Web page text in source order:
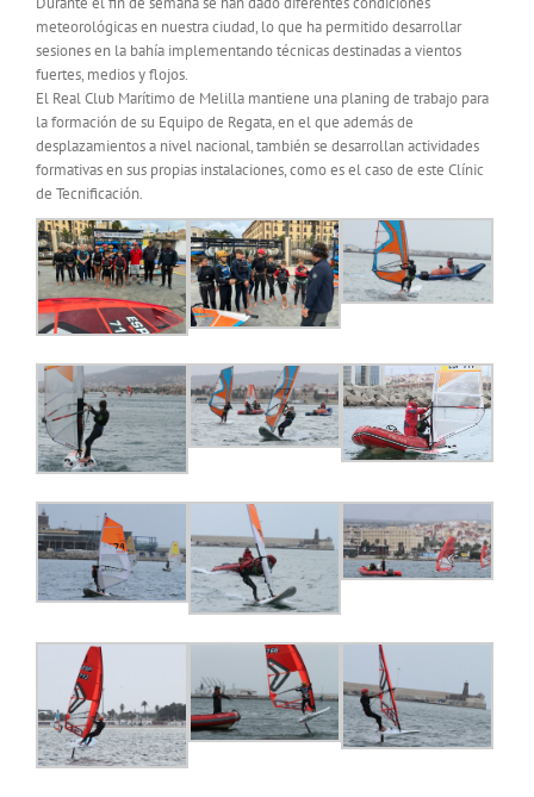
meteorológicas en nuestra ciudad, lo que ha permitido desarrollar
sesiones en la bahía implementando técnicas destinadas a vientos
fuertes, medios y flojos.
El Real Club Marítimo de Melilla mantiene una planing de trabajo para
la formación de su Equipo de Regata, en el que además de
desplazamientos a nivel nacional, también se desarrollan actividades
formativas en sus propias instalaciones, como es el caso de este Clínic
de Tecnificación.